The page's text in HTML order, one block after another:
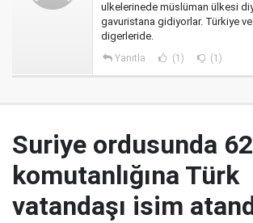
ulkelerinede müslüman ülkesi
gavuristana gidiyorlar. Türkiye
digerleride.
Yanıtla (1) (1)
Suriye ordusunda
komutanlığına Türk
vatandaşı isim